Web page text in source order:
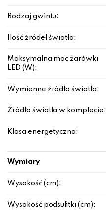
Rodzaj gwintu:
Ilość źródeł światła:
Maksymalna moc żarówki
LED (W):
Wymienne źródło światła:
Źródło światła w komplecie:
Klasa energetyczna:
Wymiary
Wysokość (cm):
Wysokość podsufitki (cm):